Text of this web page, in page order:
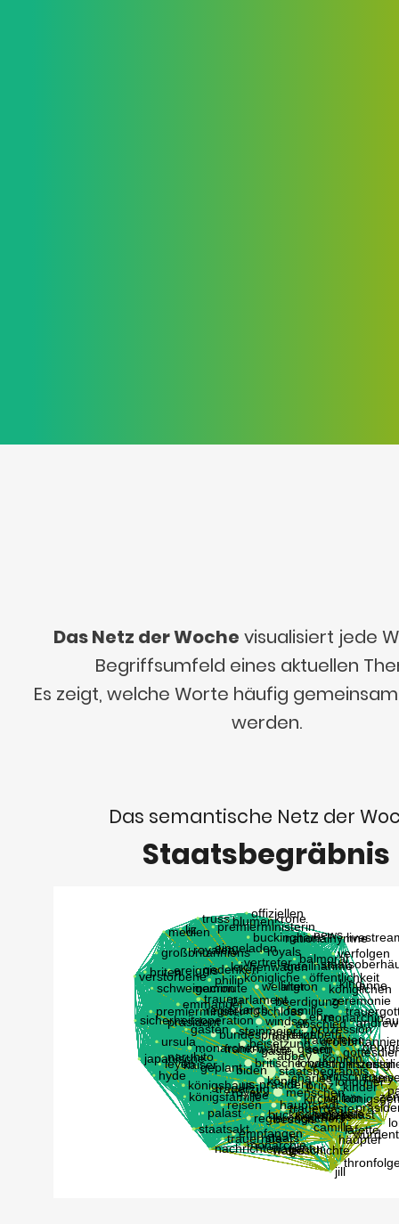
Das Netz der Woche visualisiert jede
Begriffsumfeld eines aktuellen
Es zeigt, welche Worte häufig
werden.
Das semantische Netz der
Staatsbegräbnis